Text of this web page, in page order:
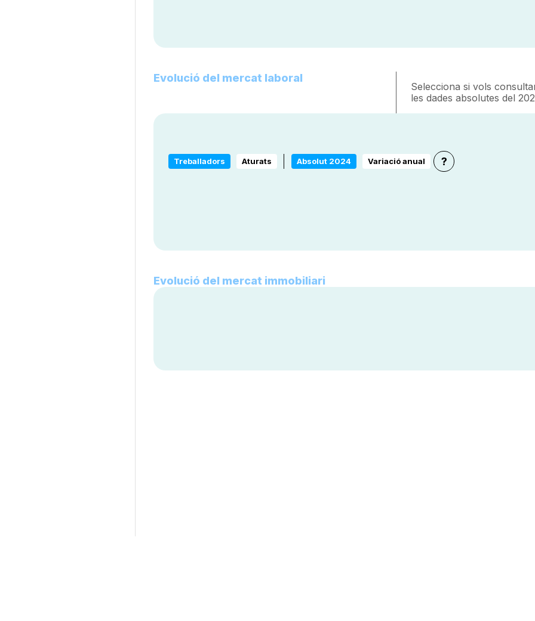
Evolució del mercat laboral
Selecciona si vols
les dades absolutes del
?
Treballadors Aturats Absolut 2024 Variació anual
Evolució del mercat immobiliari